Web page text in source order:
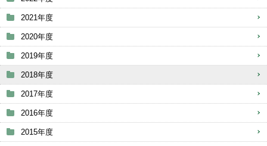
2021年度
2020年度
2019年度
2018年度
2017年度
2016年度
2015年度